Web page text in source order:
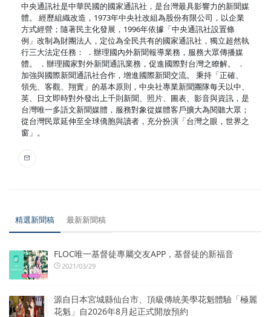
中央通訊社是中華民國的國家通訊社，是台灣最具影響力的新聞媒
體。 經歷組織改造，1973年中央社改組為股份有限公司，以企業
方式經營；隨著民主化發展，1996年依據「中央通訊社設置條
例」改制為財團法人，定位為全民共有的國家通訊社，獨立超然執
行三大法定任務： ．辦理國內外新聞報導業務，服務大眾傳播媒
體。 ．辦理國家對外新聞通訊業務，促進國際對台灣之瞭解。 ．
加強與國際新聞通訊社合作，增進國際新聞交流。 秉持「正確、
領先、客觀、翔實」的基本原則，中央社專業新聞團隊每天以中、
英、日文即時對外發出上千則新聞、照片、圖表、影音與資訊，是
台灣唯一多語文新聞媒體，服務對象從媒體客戶擴大為閱聽大眾；
從台灣民眾延伸至全球僑胞與讀者，充分扮演「台灣之眼，世界之
窗」。
精選新聞稿 最新新聞稿
FLOC唯一基督徒專屬交友APP，基督徒的新福音
2021/03/29
源自日本宮城縣仙台市、頂級傳統美學花魁體驗「極麗
花魁」自2026年8月起正式開放預約